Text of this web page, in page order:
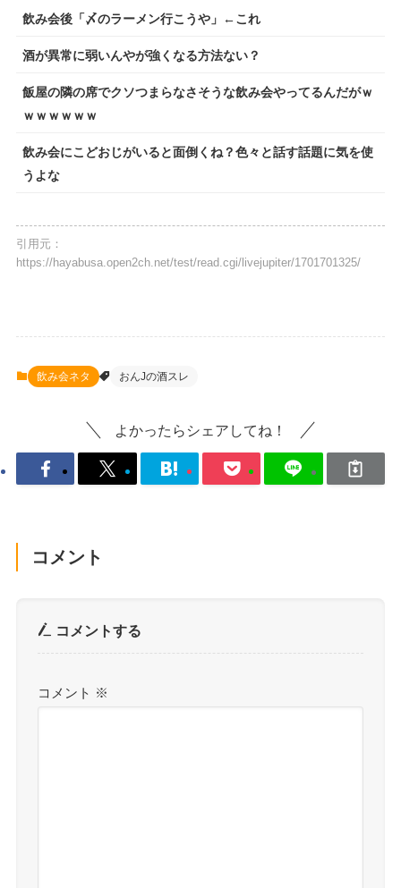
飲み会後「〆のラーメン行こうや」←これ
酒が異常に弱いんやが強くなる方法ない？
飯屋の隣の席でクソつまらなさそうな飲み会やってるんだがｗ
ｗｗｗｗｗｗ
飲み会にこどおじがいると面倒くね？色々と話す話題に気を使
うよな
引用元：
https://hayabusa.open2ch.net/test/read.cgi/livejupiter/1701701325/
飲み会ネタ おんJの酒スレ
よかったらシェアしてね！
コメント
コメントする
コメント ※